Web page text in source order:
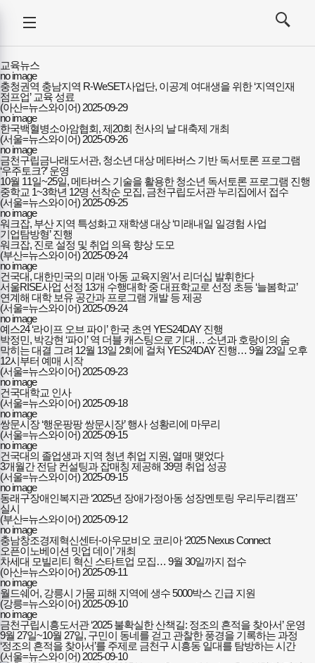
전체메뉴
열기/
검색
열기/
교육뉴스
no image
충청권역 충남지역 R-WeSET사업단, 이공계 여대생을 위한 ‘지역인재
점프업’ 교육 성료
(아산=뉴스와이어) 2025-09-29
no image
한국백혈병소아암협회, 제20회 천사의 날 대축제 개최
(서울=뉴스와이어) 2025-09-26
no image
금천구립금나래도서관, 청소년 대상 메타버스 기반 독서토론 프로그램
‘우주토크?’ 운영
10월 11일~25일, 메타버스 기술을 활용한 청소년 독서토론 프로그램 진행
중학교 1~3학년 12명 선착순 모집, 금천구립도서관 누리집에서 접수
(서울=뉴스와이어) 2025-09-25
no image
워크잡, 부산 지역 특성화고 재학생 대상 ‘미래내일 일경험 사업
기업탐방형’ 진행
워크잡, 진로 설정 및 취업 의욕 향상 도모
(부산=뉴스와이어) 2025-09-24
no image
건국대, 대한민국의 미래 ‘아동 교육지원’서 리더십 발휘한다
서울RISE사업 선정 13개 수행대학 중 대표학교로 선정 초등 ‘늘봄학교’
연계해 대학 보유 공간과 프로그램 개발 등 제공
(서울=뉴스와이어) 2025-09-24
no image
예스24 ‘라이프 오브 파이’ 한국 초연 YES24DAY 진행
박정민, 박강현 ‘파이’ 역 더블 캐스팅으로 기대… 소년과 호랑이의 숨
막히는 대결 그려 12월 13일 2회에 걸쳐 YES24DAY 진행… 9월 23일 오후
12시부터 예매 시작
(서울=뉴스와이어) 2025-09-23
no image
건국대학교 인사
(서울=뉴스와이어) 2025-09-18
no image
쌍문시장 ‘행운팡팡 쌍문시장’ 행사 성황리에 마무리
(서울=뉴스와이어) 2025-09-15
no image
건국대의 졸업생과 지역 청년 취업 지원, 열매 맺었다
3개월간 전담 컨설팅과 잡매칭 제공해 39명 취업 성공
(서울=뉴스와이어) 2025-09-15
no image
동래구장애인복지관 ‘2025년 장애가정아동 성장멘토링 우리두리캠프’
실시
(부산=뉴스와이어) 2025-09-12
no image
충남창조경제혁신센터-아우모비오 코리아 ‘2025 Nexus Connect
오픈이노베이션 밋업 데이’ 개최
차세대 모빌리티 혁신 스타트업 모집… 9월 30일까지 접수
(아산=뉴스와이어) 2025-09-11
no image
월드쉐어, 강릉시 가뭄 피해 지역에 생수 5000박스 긴급 지원
(강릉=뉴스와이어) 2025-09-10
no image
금천구립시흥도서관 ‘2025 불확실한 산책길: 정조의 흔적을 찾아서’ 운영
9월 27일~10월 27일, 구민이 동네를 걷고 관찰한 풍경을 기록하는 과정
‘정조의 흔적을 찾아서’를 주제로 금천구 시흥동 일대를 탐방하는 시간
(서울=뉴스와이어) 2025-09-10